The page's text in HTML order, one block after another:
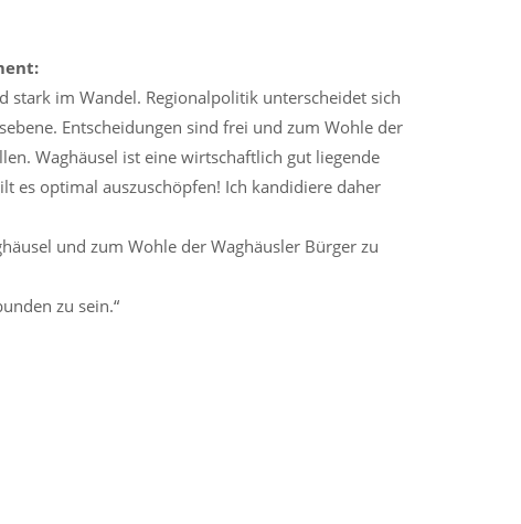
stark im Wandel. Regionalpolitik unterscheidet sich
Entscheidungen sind frei und zum Wohle der
Waghäusel ist eine wirtschaftlich gut liegende
es optimal auszuschöpfen! Ich kandidiere daher
und zum Wohle der Waghäusler Bürger zu
zu sein.“